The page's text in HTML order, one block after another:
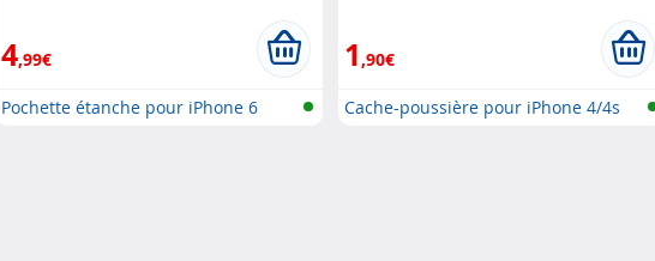
4,99€
Pochette étanche pour iPhone 6
1,90€
Cache-poussière pour iPhone 4/4s